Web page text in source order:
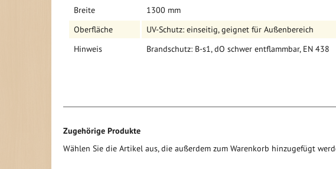
- Brandschutz: B-s1, dO schwer entflammbar, EN 438
- Gewicht: 34 kg / Platte
- Lieferzeit: 7 - 10 Tage
- Farbe: anthrazit (ähnlich RAL 7016)
Breite
1300 mm
Oberfläche
UV-Schutz: einseitig, geignet für Außenbereich
Hinweis
Brandschutz: B-s1, dO schwer entflammbar, EN 438
Zugehörige Produkte
Wählen Sie die Artikel aus, die außerdem zum Warenkorb hinzugefügt